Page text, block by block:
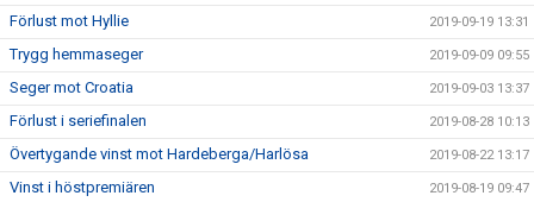
Förlust mot Hyllie 2019-09-19 13:31
Trygg hemmaseger 2019-09-09 09:55
Seger mot Croatia 2019-09-03 13:37
Förlust i seriefinalen 2019-08-28 10:13
Övertygande vinst mot Hardeberga/Harlösa 2019-08-22 13:17
Vinst i höstpremiären 2019-08-19 09:47